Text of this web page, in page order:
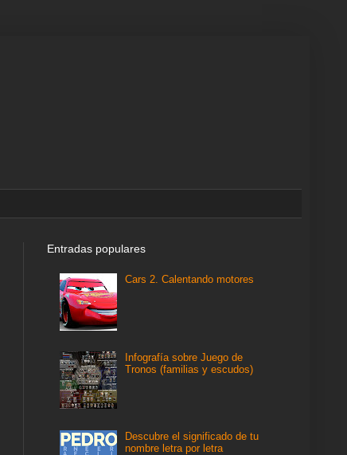
Entradas populares
Cars 2. Calentando motores
Infografía sobre Juego de
Tronos (familias y escudos)
Descubre el significado de tu
nombre letra por letra